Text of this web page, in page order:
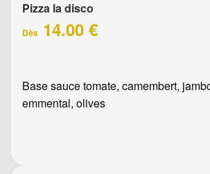
Pizza la disco
Dès 14.00 €
Base sauce tomate, camembert,
emmental, olives